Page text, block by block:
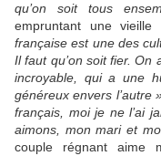
qu’on soit tous
empruntant une vieille
française est une des
Il faut qu’on soit fier.
incroyable, qui a une
généreux envers l’autre
français, moi je ne l’ai
aimons, mon mari et
couple régnant aime